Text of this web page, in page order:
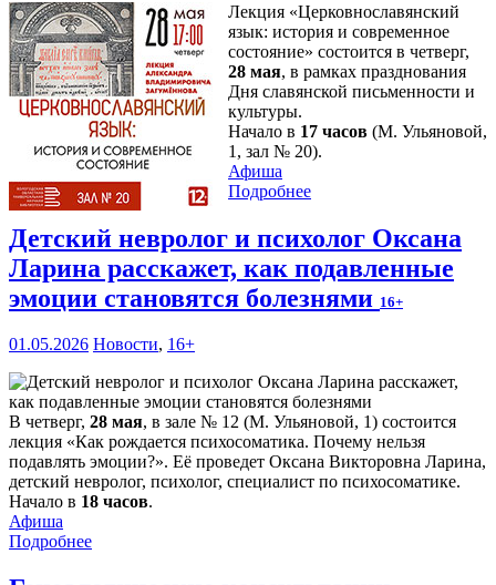
Лекция «Церковнославянский
язык: история и современное
состояние» состоится в четверг,
28 мая, в рамках празднования
Дня славянской письменности и
культуры.
Начало в 17 часов (М. Ульяновой,
1, зал № 20).
Афиша
Подробнее
Детский невролог и психолог Оксана
Ларина расскажет, как подавленные
эмоции становятся болезнями 16+
01.05.2026 Новости, 16+
В четверг, 28 мая, в зале № 12 (М. Ульяновой, 1) состоится
лекция «Как рождается психосоматика. Почему нельзя
подавлять эмоции?». Её проведет Оксана Викторовна Ларина,
детский невролог, психолог, специалист по психосоматике.
Начало в 18 часов.
Афиша
Подробнее